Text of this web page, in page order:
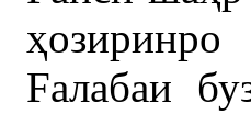
Fалабаи